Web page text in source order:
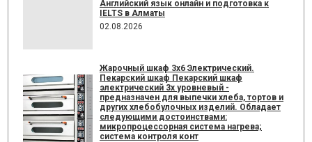
Английский язык онлайн и подготовка к
IELTS в Алматы
02.08.2026
Жарочный шкаф 3х6 Электрический.
Пекарский шкаф Пекарский шкаф
электрический 3х уровневый -
предназначен для выпечки хлеба, тортов и
других хлебобулочных изделий. Обладает
следующими достоинствами:
микропроцессорная система нагрева;
система контроля конт